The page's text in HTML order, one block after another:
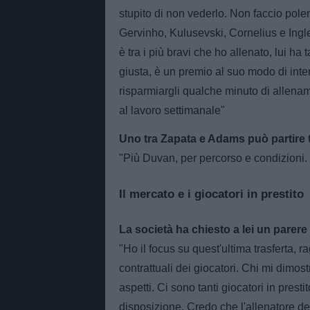
stupito di non vederlo. Non faccio
Gervinho, Kulusevski, Cornelius e
è tra i più bravi che ho allenato, lui ha
giusta, è un premio al suo modo di
risparmiargli qualche minuto di
al lavoro settimanale"
Uno tra Zapata e Adams può partire
"Più Duvan, per percorso e
Il mercato e i giocatori in prestito
La società ha chiesto a lei un
"Ho il focus su quest'ultima trasferta,
contrattuali dei giocatori. Chi mi
aspetti. Ci sono tanti giocatori in
disposizione. Credo che l'allenatore